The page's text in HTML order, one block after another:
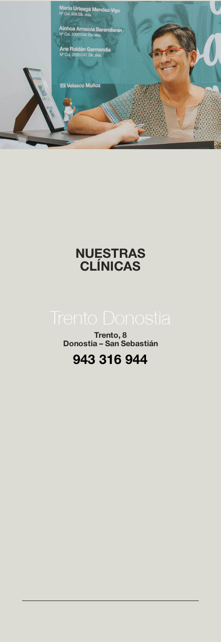
NUESTRAS
CLÍNICAS
Trento Donostia
Trento, 8
Donostia – San Sebastián
943 316 944